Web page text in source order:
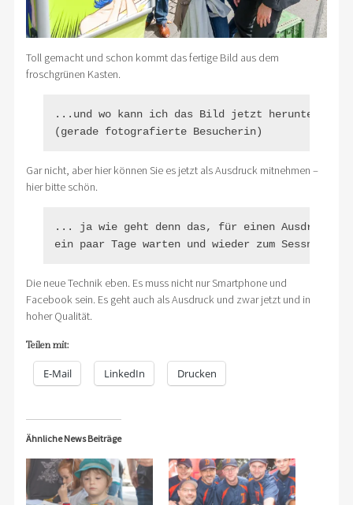
Toll gemacht und schon kommt das fertige Bild aus dem
froschgrünen Kasten.
...und wo kann ich das Bild jetzt herunterladen
(gerade fotografierte Besucherin)
Gar nicht, aber hier können Sie es jetzt als Ausdruck mitnehmen –
hier bitte schön.
... ja wie geht denn das, für einen Ausdruck
ein paar Tage warten und wieder zum Sessner
Die neue Technik eben. Es muss nicht nur Smartphone und
Facebook sein. Es geht auch als Ausdruck und zwar jetzt und in
hoher Qualität.
Teilen mit:
E-Mail LinkedIn Drucken
Ähnliche News Beiträge